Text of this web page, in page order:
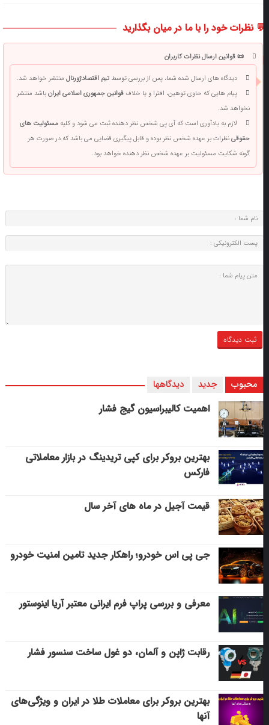
نظرات خود را با ما در میان بگذارید
📜 قوانین ارسال نظرات کاربران
دیدگاه های ارسال شده شما، پس از بررسی توسطتیم اقتصادژورنالمنتشر خواهد شد.
پیام هایی که حاوی توهین، افترا و یا خلافقوانین جمهوری اسلامی ایرانباشد منتشر
نخواهد شد.
لازم به یادآوری است که آی پی شخص نظر دهنده ثبت می شود و کلیهمسئولیت های
حقوقینظرات بر عهده شخص نظر بوده و قابل پیگیری قضایی می باشد که در صورت هر
گونه شکایت مسئولیت بر عهده شخص نظر دهنده خواهد بود.
محبوب جدید دیدگاهها
اهمیت کالیبراسیون گیج فشار
بهترین بروکر برای کپی‌ تریدینگ در بازار معاملاتی
فارکس
قیمت آجیل در ماه های آخر سال
جی پی اس خودرو؛ راهکار جدید تامین امنیت خودرو
معرفی و بررسی پراپ فرم ایرانی معتبر آریا اینوستور
رقابت ژاپن و آلمان، دو غول ساخت سنسور فشار
بهترین بروکر برای معاملات طلا در ایران و ویژگی‌های
آنها